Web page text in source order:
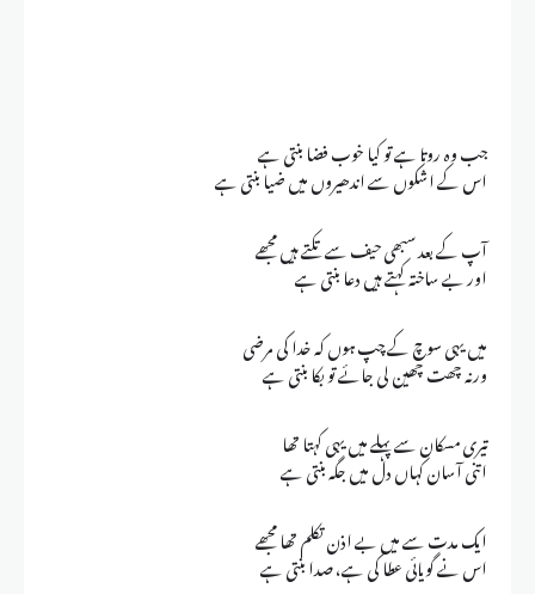
جب وہ روتا ہے تو کیا خوب فضا بنتی ہے
اس کے اشکوں سے اندھیروں میں ضیا بنتی ہے
آپ کے بعد سبھی حیف سے تکتے ہیں مجھے
اور بے ساختہ کہتے ہیں دعا بنتی ہے
میں یہی سوچ کے چپ ہوں کہ خدا کی مرضی
ورنہ چھت چھین لی جائے تو بکا بنتی ہے
تیری مسکان سے پہلے میں یہی کہتا تھا
اتنی آسان کہاں دل میں جگہ بنتی ہے
ایک مدت سے میں بے اذن تکلم تھا مجھے
اس نے گویائی عطا کی ہے، صدا بنتی ہے